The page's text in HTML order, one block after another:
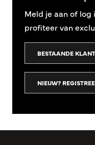
Meld je aan of log
profiteer van
BESTAANDE
NIEUW?